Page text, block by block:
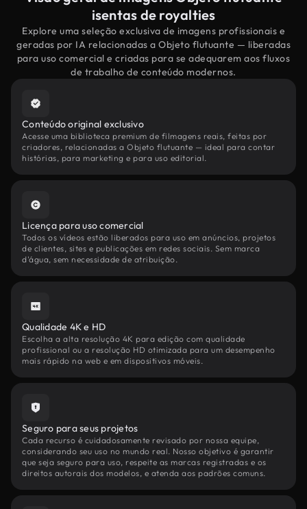
isentas de royalties
Explore uma seleção exclusiva de imagens profissionais e
geradas por IA relacionadas a Objeto flutuante — liberadas
para uso comercial e criadas para se adequarem aos fluxos
de trabalho de conteúdo modernos.
Conteúdo original exclusivo
Acesse uma biblioteca premium de filmagens reais, feitas por
criadores, relacionadas a Objeto flutuante — ideal para contar
histórias, para marketing e para uso editorial.
Licença para uso comercial
Todos os vídeos estão liberados para uso em anúncios, projetos
de clientes, sites e publicações em redes sociais. Sem marca
d'água, sem necessidade de atribuição.
Qualidade 4K e HD
Escolha a alta resolução 4K para edição com qualidade
profissional ou a resolução HD otimizada para um desempenho
mais rápido na web e em dispositivos móveis.
Seguro para seus projetos
Cada recurso é cuidadosamente revisado por nossa equipe,
considerando seu uso no mundo real. Nosso objetivo é garantir
que seja seguro para uso, respeite as marcas registradas e os
direitos autorais dos modelos, e atenda aos padrões comuns.